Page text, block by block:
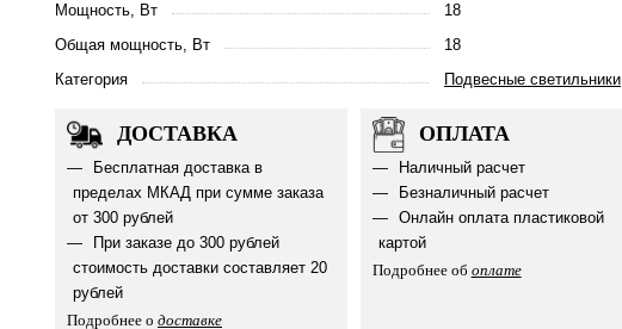
Мощность, Вт
18
Общая мощность, Вт
18
Категория
Подвесные светильники
ДОСТАВКА
Бесплатная доставка в
пределах МКАД при сумме заказа
от 300 рублей
При заказе до 300 рублей
стоимость доставки составляет 20
рублей
Подробнее о доставке
ОПЛАТА
Наличный расчет
Безналичный расчет
Онлайн оплата пластиковой
картой
Подробнее об оплате